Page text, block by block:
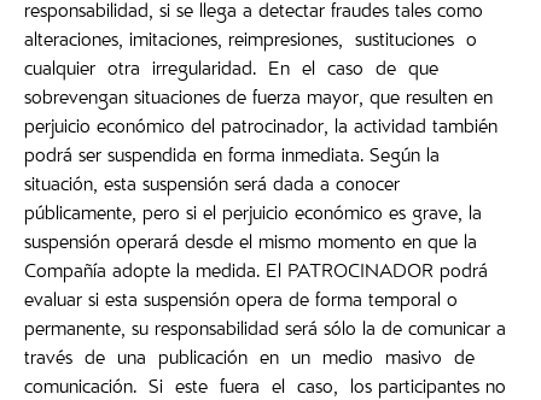
responsabilidad, si se llega a detectar fraudes tales como
alteraciones, imitaciones, reimpresiones, sustituciones o
cualquier otra irregularidad. En el caso de que
sobrevengan situaciones de fuerza mayor, que resulten en
perjuicio económico del patrocinador, la actividad también
podrá ser suspendida en forma inmediata. Según la
situación, esta suspensión será dada a conocer
públicamente, pero si el perjuicio económico es grave, la
suspensión operará desde el mismo momento en que la
Compañía adopte la medida. El PATROCINADOR podrá
evaluar si esta suspensión opera de forma temporal o
permanente, su responsabilidad será sólo la de comunicar a
través de una publicación en un medio masivo de
comunicación. Si este fuera el caso, los participantes no